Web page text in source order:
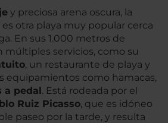
y preciosa arena oscura, la
es otra playa muy popular cerca
En sus 1.000 metros de
múltiples servicios, como su
, un restaurante de playa y
equipamientos como hamacas,
a pedal. Está rodeada por el
Ruiz Picasso, que es idóneo
paseo por la tarde, y resulta